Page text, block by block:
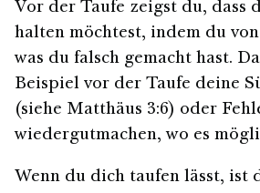
Vor der Taufe zeigst du, dass
halten möchtest, indem du
was du falsch gemacht hast.
Beispiel vor der Taufe deine
(siehe Matthäus 3:6) oder
wiedergutmachen, wo es
Wenn du dich taufen lässt, ist